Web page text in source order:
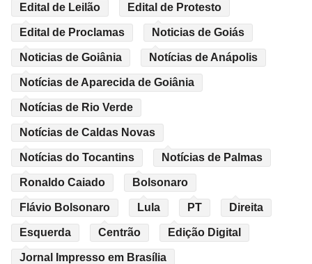
Edital de Leilão Edital de Protesto
Edital de Proclamas Noticias de Goiás
Noticias de Goiânia Notícias de Anápolis
Notícias de Aparecida de Goiânia
Notícias de Rio Verde
Notícias de Caldas Novas
Notícias do Tocantins Notícias de Palmas
Ronaldo Caiado Bolsonaro
Flávio Bolsonaro Lula PT Direita
Esquerda Centrão Edição Digital
Jornal Impresso em Brasília